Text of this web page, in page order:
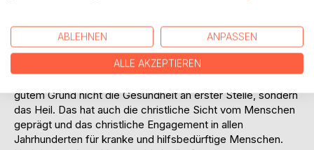
Jesus von Nazareth jedenfalls hätte den werbewirksamen
Claim "Hauptsache gesund" niemals unterschrieben -
obwohl er sich mit Krankheit und Heilung offensichtlich
gutem Grund nicht die Gesundheit an erster Stelle, sondern
das Heil. Das hat auch die christliche Sicht vom Menschen
geprägt und das christliche Engagement in allen
Jahrhunderten für kranke und hilfsbedürftige Menschen.
ABLEHNEN ANPASSEN
ALLE AKZEPTIEREN